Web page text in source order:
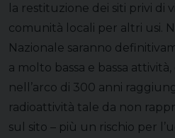
la restituzione dei siti privi di
comunità locali per altri usi.
Nazionale saranno
a molto bassa e bassa
nell’arco di 300 anni
radioattività tale da non
sul sito – più un rischio per